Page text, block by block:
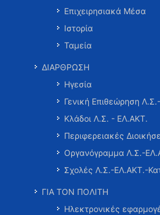
Επιχειρησιακά Μέσα
Ιστορία
Ταμεία
ΔΙΑΡΘΡΩΣΗ
Ηγεσία
Γενική Επιθεώρηση
Κλάδοι Λ.Σ. - ΕΛ.ΑΚΤ.
Περιφερειακές
Οργανόγραμμα Λ.Σ.-
Σχολές Λ.Σ.-ΕΛ.ΑΚΤ.-
ΓΙΑ ΤΟΝ ΠΟΛΙΤΗ
Ηλεκτρονικές